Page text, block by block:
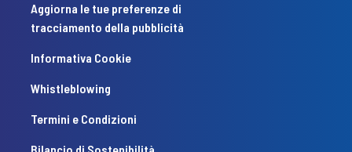
Aggiorna le tue preferenze di
tracciamento della pubblicità
Informativa Cookie
Whistleblowing
Termini e Condizioni